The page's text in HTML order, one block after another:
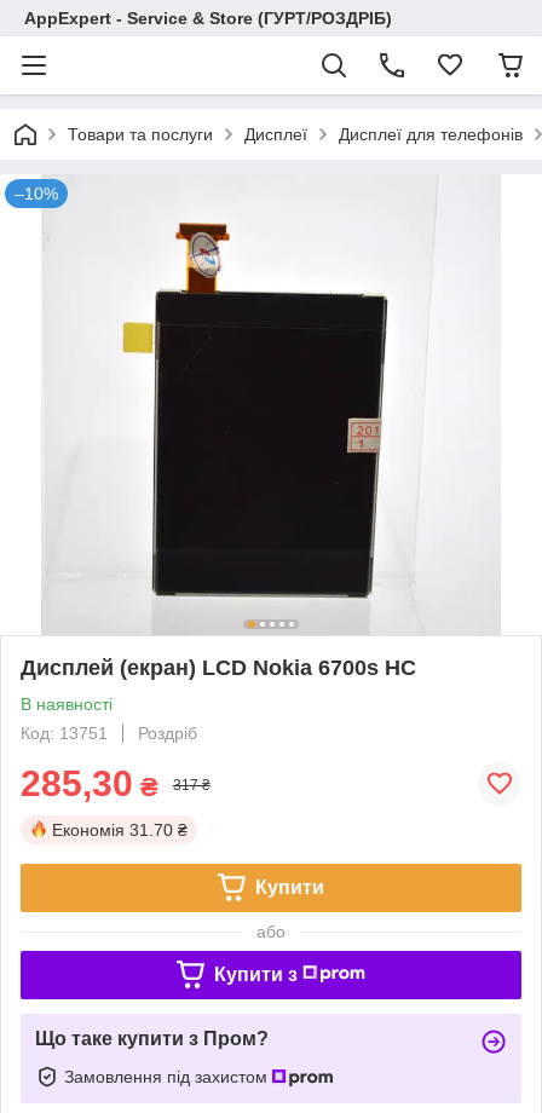
AppExpert - Service & Store (ГУРТ/РОЗДРІБ)
Товари та послуги Дисплеї Дисплеї для телефонів
–10%
Дисплей (екран) LCD Nokia 6700s HC
В наявності
Код: 13751
Роздріб
285,30 ₴ 317 ₴
Економія 31.70 ₴
Купити
або
Купити з
Що таке купити з Пром?
Замовлення під захистом